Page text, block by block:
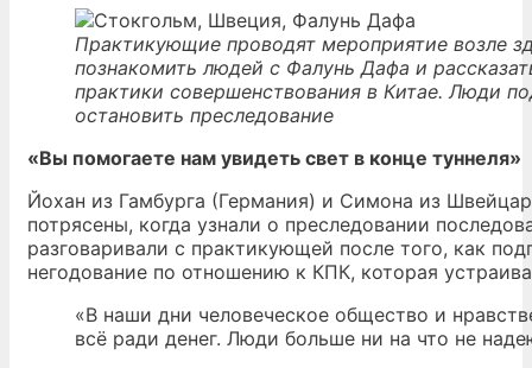
Практикующие проводят мероприятие возле
познакомить людей с Фалунь Дафа и
практики совершенствования в Китае. Люди
остановить преследование
«Вы помогаете нам увидеть свет в конце туннеля»
Йохан из Гамбурга (Германия) и Симона из
потрясены, когда узнали о преследовании
разговаривали с практикующей после того, как
негодование по отношению к КПК, которая
«В наши дни человеческое общество и
всё ради денег. Люди больше ни на что не